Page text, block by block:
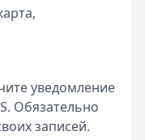
уведомление
Обязательно
записей.